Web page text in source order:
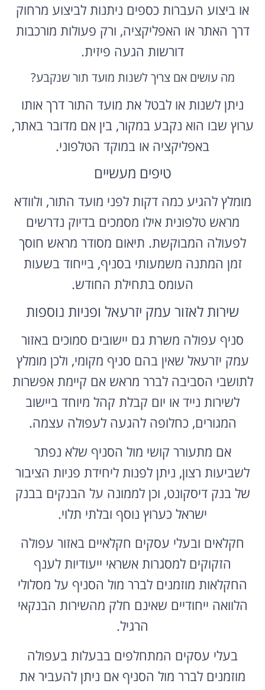
או ביצוע העברות כספים ניתנות לביצוע מרחוק
דרך האתר או האפליקציה, ורק פעולות מורכבות
דורשות הגעה פיזית.
מה עושים אם צריך לשנות מועד תור שנקבע?
ניתן לשנות או לבטל את מועד התור דרך אותו
ערוץ שבו הוא נקבע במקור, בין אם מדובר באתר,
באפליקציה או במוקד הטלפוני.
טיפים מעשיים
מומלץ להגיע כמה דקות לפני מועד התור, ולוודא
מראש טלפונית אילו מסמכים בדיוק נדרשים
לפעולה המבוקשת. תיאום מסודר מראש חוסך
זמן המתנה משמעותי בסניף, בייחוד בשעות
העומס בתחילת החודש.
שירות לאזור עמק יזרעאל ופניות נוספות
סניף עפולה משרת גם יישובים סמוכים באזור
עמק יזרעאל שאין בהם סניף מקומי, ולכן מומלץ
לתושבי הסביבה לברר מראש אם קיימת אפשרות
לשירות נייד או יום קבלת קהל מיוחד ביישוב
המגורים, כחלופה להגעה לעפולה עצמה.
אם מתעורר קושי מול הסניף שלא נפתר
לשביעות רצון, ניתן לפנות ליחידת פניות הציבור
של בנק דיסקונט, וכן לממונה על הבנקים בבנק
ישראל כערוץ נוסף ובלתי תלוי.
חקלאים ובעלי עסקים חקלאיים באזור עפולה
הזקוקים למסגרות אשראי ייעודיות לענף
החקלאות מוזמנים לברר מול הסניף על מסלולי
הלוואה ייחודיים שאינם חלק מהשירות הבנקאי
הרגיל.
בעלי עסקים המתחלפים בבעלות בעפולה
מוזמנים לברר מול הסניף אם ניתן להעביר את